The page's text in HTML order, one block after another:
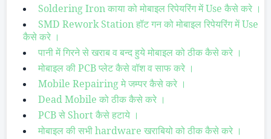
Soldering Iron काया को मोबाइल रिपेयरिंग में Use कैसे करे ।
SMD Rework Station हॉट गन को मोबाइल रिपेयरिंग में Use
कैसे करे ।
पानी में गिरने से खराब व बन्द हुये मोबाइल को ठीक कैसे करे ।
मोबाइल की PCB प्लेट कैसे वॉश व साफ करे ।
Mobile Repairing मे जम्पर कैसे करे ।
Dead Mobile को ठीक कैसे करे ।
PCB से Short कैसे हटाये ।
मोबाइल की सभी hardware खराबियो को ठीक कैसे करे ।